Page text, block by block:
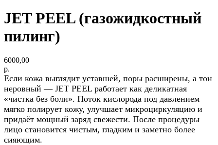
JET PEEL (газожидкостный
пилинг)
6000,00
р.
Если кожа выглядит уставшей, поры расширены, а тон
неровный — JET PEEL работает как деликатная
«чистка без боли». Поток кислорода под давлением
мягко полирует кожу, улучшает микроциркуляцию и
придаёт мощный заряд свежести. После процедуры
лицо становится чистым, гладким и заметно более
сияющим.